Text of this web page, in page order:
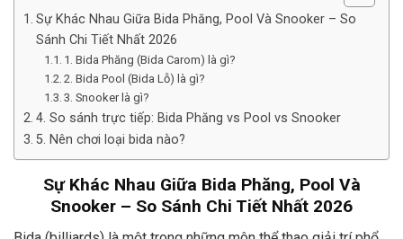
Sự Khác Nhau Giữa Bida Phăng, Pool Và Snooker – So
Sánh Chi Tiết Nhất 2026
1. Bida Phăng (Bida Carom) là gì?
2. Bida Pool (Bida Lỗ) là gì?
3. Snooker là gì?
4. So sánh trực tiếp: Bida Phăng vs Pool vs Snooker
5. Nên chơi loại bida nào?
Sự Khác Nhau Giữa Bida Phăng, Pool Và
Snooker – So Sánh Chi Tiết Nhất 2026